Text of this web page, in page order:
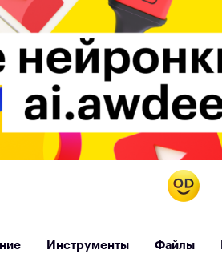
Инструменты Файлы